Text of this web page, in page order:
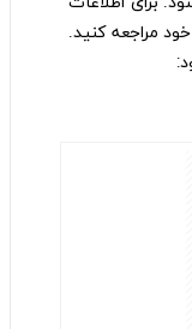
مراجعه کنید.